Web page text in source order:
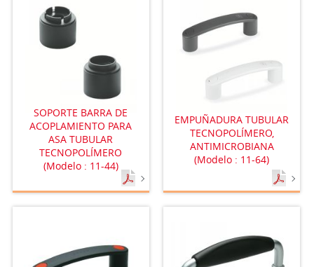
SOPORTE BARRA DE
ACOPLAMIENTO PARA
ASA TUBULAR
TECNOPOLÍMERO
(Modelo : 11-44)
EMPUÑADURA TUBULAR
TECNOPOLÍMERO,
ANTIMICROBIANA
(Modelo : 11-64)